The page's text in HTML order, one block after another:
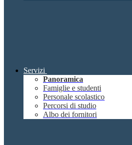
Servizi
Panoramica
Famiglie e studenti
Personale scolastico
Percorsi di studio
Albo dei fornitori